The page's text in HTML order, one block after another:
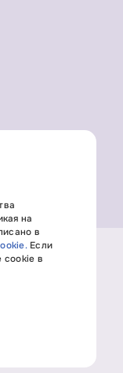
на
в
Если
cookie в